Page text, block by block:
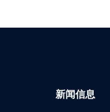
新闻信息